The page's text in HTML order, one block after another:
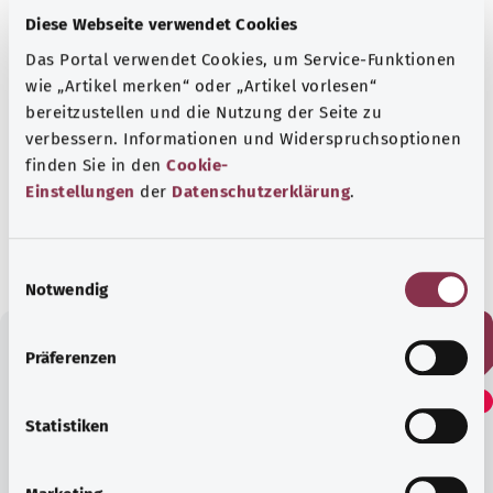
Diese Webseite verwendet Cookies
Das Portal verwendet Cookies, um Service-Funktionen
wie „Artikel merken“ oder „Artikel vorlesen“
bereitzustellen und die Nutzung der Seite zu
verbessern. Informationen und Widerspruchsoptionen
finden Sie in den Cookie-
Einstellungen der Datenschutzerklärung.
Notwendig
Präferenzen
Statistiken
In Zusammenarbeit mit dem
Krebsinformationsdienst des Deutschen
Krebsforschungszentrums.
Fanden Sie diesen Artikel
hilfreich?